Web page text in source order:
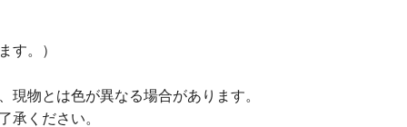
す。）
物とは色が異なる場合があります。
承ください。